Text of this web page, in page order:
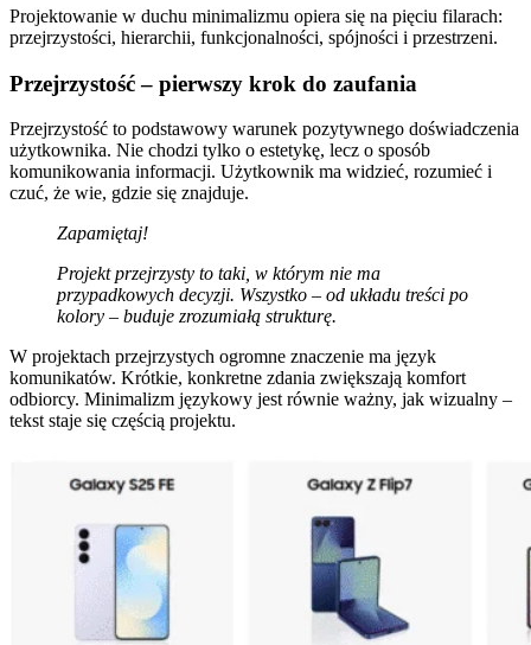
Projektowanie w duchu minimalizmu opiera się na pięciu filarach:
przejrzystości, hierarchii, funkcjonalności, spójności i przestrzeni.
Przejrzystość – pierwszy krok do zaufania
Przejrzystość to podstawowy warunek pozytywnego doświadczenia
użytkownika. Nie chodzi tylko o estetykę, lecz o sposób
komunikowania informacji. Użytkownik ma widzieć, rozumieć i
czuć, że wie, gdzie się znajduje.
Zapamiętaj!
Projekt przejrzysty to taki, w którym nie ma
przypadkowych decyzji. Wszystko – od układu treści po
kolory – buduje zrozumiałą strukturę.
W projektach przejrzystych ogromne znaczenie ma język
komunikatów. Krótkie, konkretne zdania zwiększają komfort
odbiorcy. Minimalizm językowy jest równie ważny, jak wizualny –
tekst staje się częścią projektu.